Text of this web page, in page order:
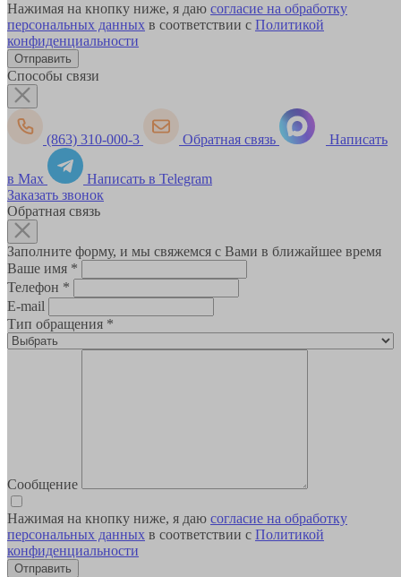
Нажимая на кнопку ниже, я даю согласие на обработку
персональных данных в соответствии с Политикой
конфиденциальности
Способы связи
(863) 310-000-3 Обратная связь Написать
в Max
Написать в Telegram
Заказать звонок
Обратная связь
Заполните форму, и мы свяжемся с Вами в ближайшее время
Ваше имя *
Телефон *
E-mail
Тип обращения *
Сообщение
Нажимая на кнопку ниже, я даю согласие на обработку
персональных данных в соответствии с Политикой
конфиденциальности